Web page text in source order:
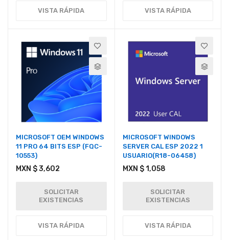
VISTA RÁPIDA VISTA RÁPIDA
MICROSOFT OEM WINDOWS
11 PRO 64 BITS ESP (FQC-
10553)
MXN $ 3,602
SOLICITAR
EXISTENCIAS
VISTA RÁPIDA
MICROSOFT WINDOWS
SERVER CAL ESP 2022 1
USUARIO(R18-06458)
MXN $ 1,058
SOLICITAR
EXISTENCIAS
VISTA RÁPIDA